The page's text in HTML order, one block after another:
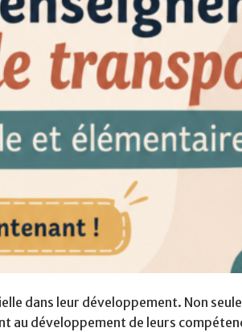
dans leur développement. Non
au développement de leurs